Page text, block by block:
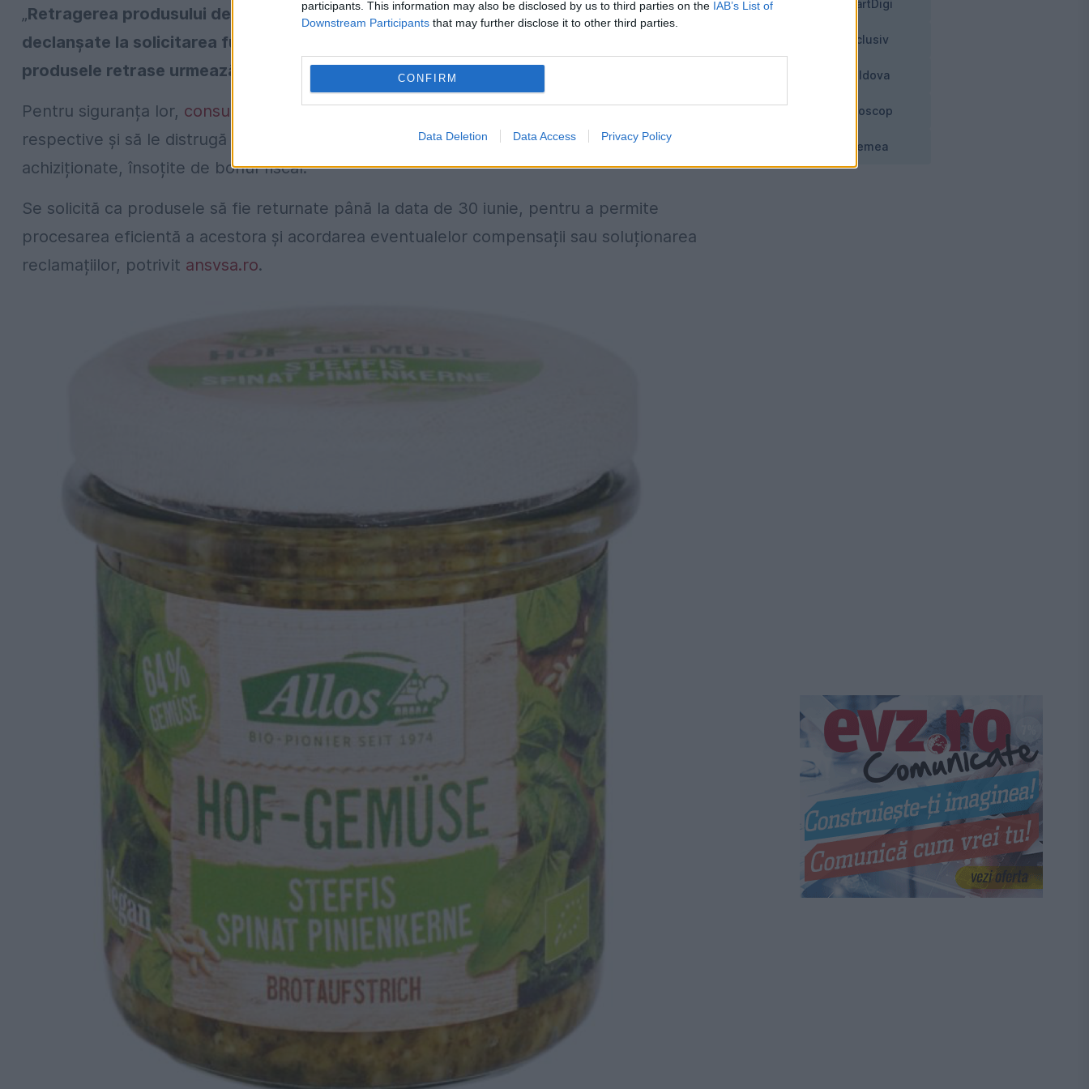
participants. This information may also be disclosed by us to third parties on the IAB’s List of
Downstream Participants that may further disclose it to other third parties.
CONFIRM
Data Deletion Data Access Privacy Policy
„Retragerea produsului de pe piaţă şi rechemarea acestuia de la consumatori au fost
declanşate la solicitarea furnizorului, produsul poate prezenta urme de corp străin. Toate
produsele retrase urmează a fi distruse”, a precizat sursa citată.
Pentru siguranța lor, consumatorii
sunt sfătuiți să evite consumul produselor din loturile
respective și să le distrugă sau să le returneze la punctul de vânzare de unde au fost
achiziționate, însoțite de bonul fiscal.
Se solicită ca produsele să fie returnate până la data de 30 iunie, pentru a permite
procesarea eficientă a acestora și acordarea eventualelor compensații sau soluționarea
reclamațiilor, potrivit ansvsa.ro.
SmartDigi
Exclusiv
Moldova
Horoscop
Vremea